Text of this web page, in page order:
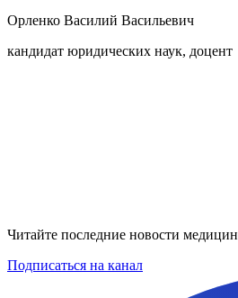
Орленко Василий Васильевич
кандидат юридических наук, доцент
Читайте последние новости
Подписаться на канал